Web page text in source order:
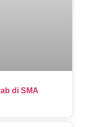
di SMA